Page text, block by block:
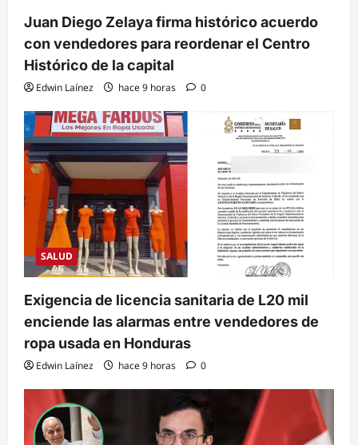
Juan Diego Zelaya firma histórico acuerdo
con vendedores para reordenar el Centro
Histórico de la capital
Edwin Laínez hace 9 horas 0
SALUD
Exigencia de licencia sanitaria de L20 mil
enciende las alarmas entre vendedores de
ropa usada en Honduras
Edwin Laínez hace 9 horas 0